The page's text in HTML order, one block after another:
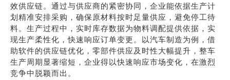
效供应链。通过与供应商的紧密协同，企业能依据生产计
划精准安排采购，确保原材料按时足量供应，避免停工待
料。生产过程中，实时库存数据为物料调配提供依据，实
现生产柔性化，快速响应订单变更。以汽车制造为例，借
助软件的供应链优化，零部件供应及时性大幅提升，整车
生产周期显著缩短，企业得以快速响应市场变化，在激烈
竞争中脱颖而出。